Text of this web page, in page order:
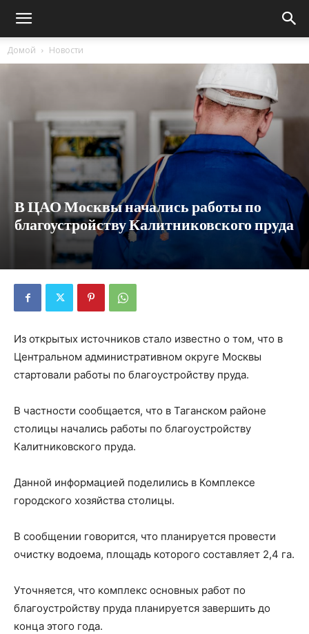
Домой Новости
В ЦАО Москвы начались работы по
благоустройству Калитниковского пруда
Из открытых источников стало известно о том, что в
Центральном административном округе Москвы
стартовали работы по благоустройству пруда.
В частности сообщается, что в Таганском районе
столицы начались работы по благоустройству
Калитниковского пруда.
Данной информацией поделились в Комплексе
городского хозяйства столицы.
В сообщении говорится, что планируется провести
очистку водоема, площадь которого составляет 2,4 га.
Уточняется, что комплекс основных работ по
благоустройству пруда планируется завершить до
конца этого года.